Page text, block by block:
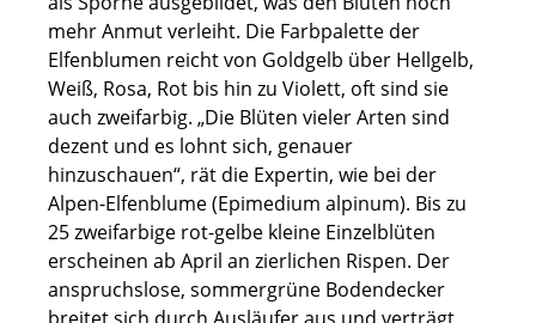
mehr Anmut verleiht. Die Farbpalette der
Elfenblumen reicht von Goldgelb über Hellgelb,
Weiß, Rosa, Rot bis hin zu Violett, oft sind sie
auch zweifarbig. „Die Blüten vieler Arten sind
dezent und es lohnt sich, genauer
hinzuschauen“, rät die Expertin, wie bei der
Alpen-Elfenblume (Epimedium alpinum). Bis zu
25 zweifarbige rot-gelbe kleine Einzelblüten
erscheinen ab April an zierlichen Rispen. Der
anspruchslose, sommergrüne Bodendecker